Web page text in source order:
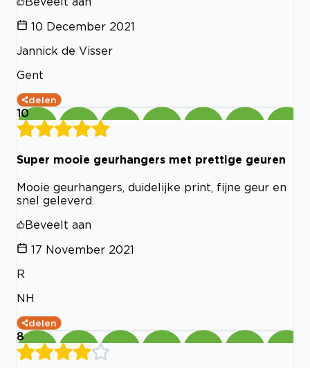
10 December 2021
Jannick de Visser
Gent
delen
10
Super mooie geurhangers met prettige geuren
Mooie geurhangers, duidelijke print, fijne geur en
snel geleverd.
Beveelt aan
17 November 2021
R
NH
delen
8